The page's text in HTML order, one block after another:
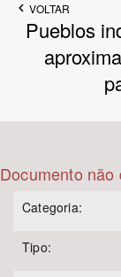
Povo Indígena
Bioma / Bacia
Subtema
Área de
VOLTAR
Pueblos
Documento
Categoria:
Tipo: